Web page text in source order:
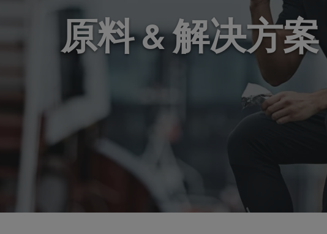
原料 & 解决方案